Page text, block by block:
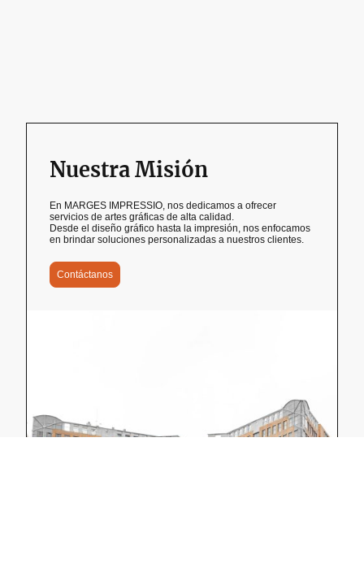
Nuestra Misión
En MARGES IMPRESSIO, nos dedicamos a ofrecer
servicios de artes gráficas de alta calidad.
Desde el diseño gráfico hasta la impresión, nos enfocamos
en brindar soluciones personalizadas a nuestros clientes.
Contáctanos